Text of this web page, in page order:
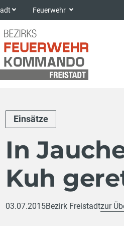
Feuerwehr
Einsätze
In
Kuh
03.07.2015Bezirk Freistadtzur